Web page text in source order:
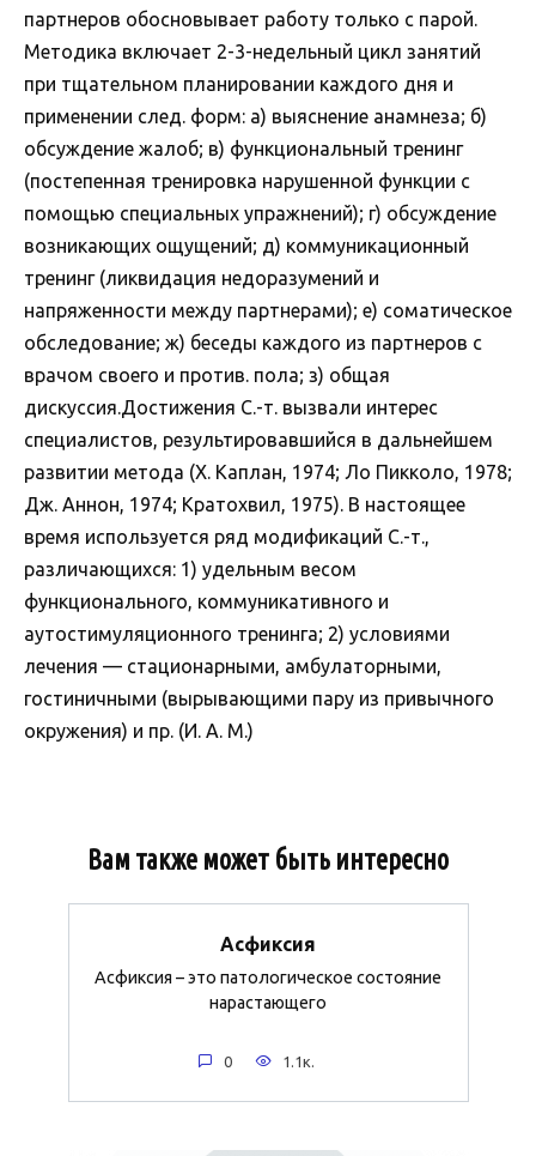
партнеров обосновывает работу только с парой.
Методика включает 2-3-недельный цикл занятий
при тщательном планировании каждого дня и
применении след. форм: а) выяснение анамнеза; б)
обсуждение жалоб; в) функциональный тренинг
(постепенная тренировка нарушенной функции с
помощью специальных упражнений); г) обсуждение
возникающих ощущений; д) коммуникационный
тренинг (ликвидация недоразумений и
напряженности между партнерами); е) соматическое
обследование; ж) беседы каждого из партнеров с
врачом своего и против. пола; з) общая
дискуссия.Достижения С.-т. вызвали интерес
специалистов, результировавшийся в дальнейшем
развитии метода (Х. Каплан, 1974; Ло Пикколо, 1978;
Дж. Аннон, 1974; Кратохвил, 1975). В настоящее
время используется ряд модификаций С.-т.,
различающихся: 1) удельным весом
функционального, коммуникативного и
аутостимуляционного тренинга; 2) условиями
лечения — стационарными, амбулаторными,
гостиничными (вырывающими пару из привычного
окружения) и пр. (И. А. М.)
Вам также может быть интересно
Асфиксия
Асфиксия – это патологическое состояние
нарастающего
0 1.1к.